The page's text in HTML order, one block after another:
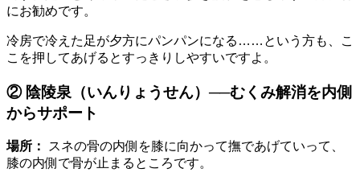
にお勧めです。
冷房で冷えた足が夕方にパンパンになる……という方も、こ
こを押してあげるとすっきりしやすいですよ。
② 陰陵泉（いんりょうせん）──むくみ解消を内側
からサポート
場所：
スネの骨の内側を膝に向かって撫であげていって、
膝の内側で骨が止まるところです。